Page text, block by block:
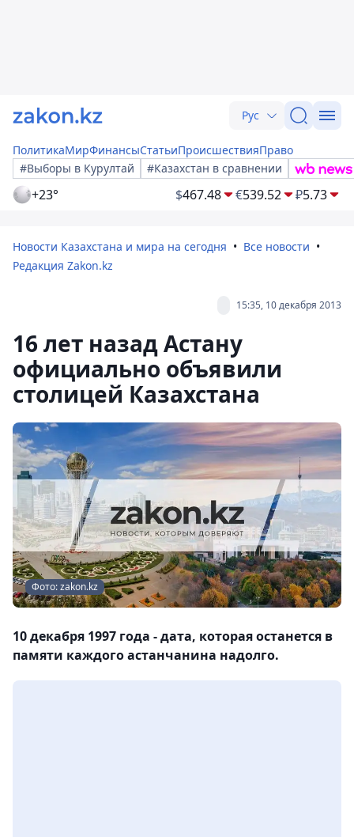
Рус
ПолитикаМирФинансыСтатьиПроисшествияПраво
#Выборы в Курултай
#Казахстан в сравнении
+23° $467.48 €539.52 ₽5.73
Новости Казахстана и мира на сегодня
Все новости
Редакция Zakon.kz
15:35, 10 декабря 2013
16 лет назад Астану
официально объявили
столицей Казахстана
Фото: zakon.kz
10 декабря 1997 года - дата, которая останется в
памяти каждого астанчанина надолго.